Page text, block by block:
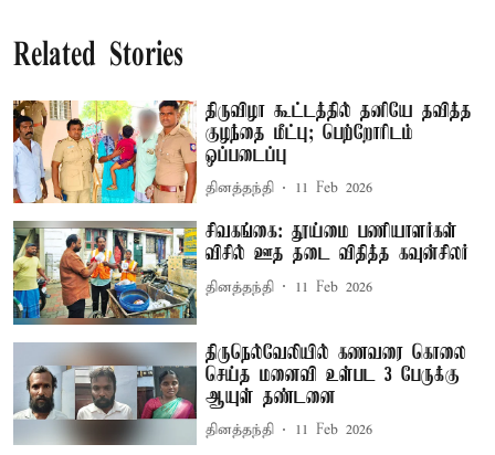
Related Stories
திருவிழா கூட்டத்தில் தனியே தவித்த
குழந்தை மீட்பு; பெற்றோரிடம்
ஒப்படைப்பு
தினத்தந்தி 11 Feb 2026
சிவகங்கை: தூய்மை பணியாளர்கள்
விசில் ஊத தடை விதித்த கவுன்சிலர்
தினத்தந்தி 11 Feb 2026
திருநெல்வேலியில் கணவரை கொலை
செய்த மனைவி உள்பட 3 பேருக்கு
ஆயுள் தண்டனை
தினத்தந்தி 11 Feb 2026